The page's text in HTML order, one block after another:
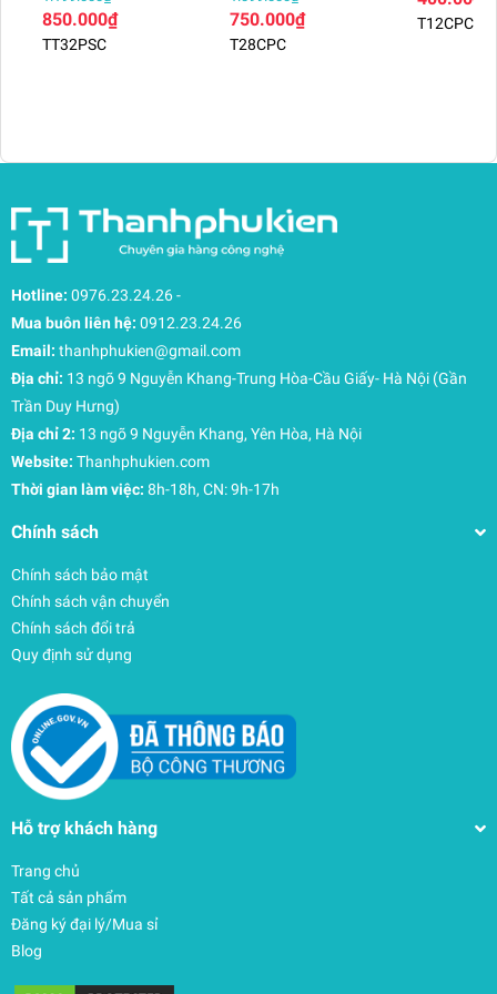
TT32PSC
850.000₫
TT32PSC
750.000₫
T28CPC
T12CPC
Hotline: 0976.23.24.26-
Mua buôn liên hệ: 0912.23.24.26
Email: thanhphukien@gmail.com
Địa chỉ: 13 ngõ 9 Nguyễn Khang-Trung Hòa-Cầu Giấy- Hà Nội (Gần
Trần Duy Hưng)
Địa chỉ 2: 13 ngõ 9 Nguyễn Khang, Yên Hòa, Hà Nội
Website: Thanhphukien.com
Thời gian làm việc: 8h-18h, CN: 9h-17h
Chính sách
Chính sách bảo mật
Chính sách vận chuyển
Chính sách đổi trả
Quy định sử dụng
Hỗ trợ khách hàng
Trang chủ
Tất cả sản phẩm
Đăng ký đại lý/Mua sỉ
Blog